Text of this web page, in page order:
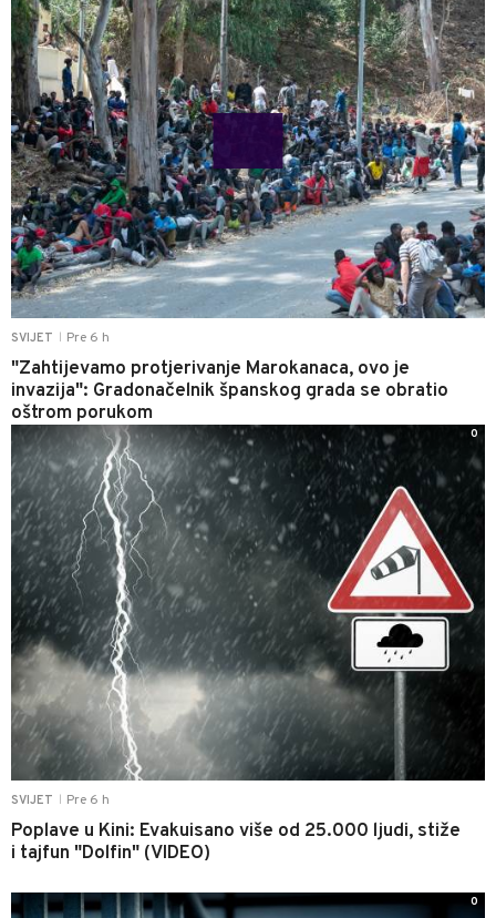
SVIJET Pre 6 h
"Zahtijevamo protjerivanje Marokanaca, ovo je
invazija": Gradonačelnik španskog grada se obratio
oštrom porukom
SVIJET Pre 6 h
Poplave u Kini: Evakuisano više od 25.000 ljudi, stiže
i tajfun "Dolfin" (VIDEO)
0
0